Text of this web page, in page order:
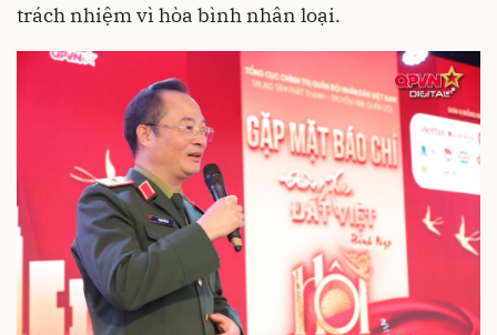
trách nhiệm vì hòa bình nhân loại.